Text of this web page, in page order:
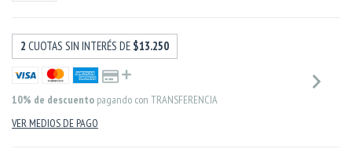
2 CUOTAS SIN INTERÉS DE $13.250
10% de descuento pagando con TRANSFERENCIA
VER MEDIOS DE PAGO